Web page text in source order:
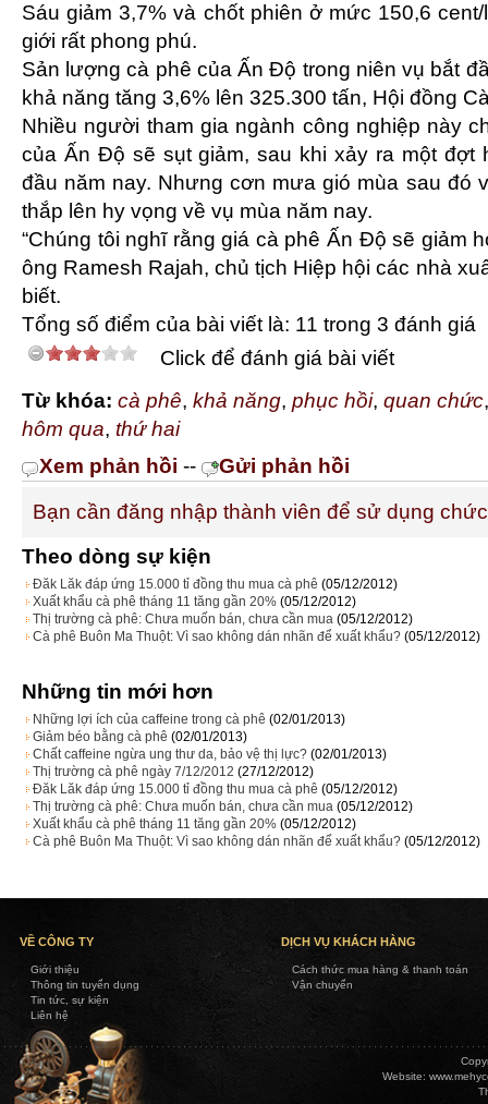
Sáu giảm 3,7% và chốt phiên ở mức 150,6
giới rất phong phú.
Sản lượng cà phê của Ấn Độ trong niên vụ bắt
khả năng tăng 3,6% lên 325.300 tấn, Hội đồng
Nhiều người tham gia ngành công nghiệp này
của Ấn Độ sẽ sụt giảm, sau khi xảy ra một đợt
đầu năm nay. Nhưng cơn mưa gió mùa sau đó
thắp lên hy vọng về vụ mùa năm nay.
“Chúng tôi nghĩ rằng giá cà phê Ấn Độ sẽ giảm
ông Ramesh Rajah, chủ tịch Hiệp hội các nhà
biết.
Tổng số điểm của bài viết là: 11 trong 3 đánh giá
Click để đánh giá bài viết
Từ khóa: cà phê, khả năng, phục hồi, quan chức
hôm qua, thứ hai
Xem phản hồi --
Gửi phản hồi
Bạn cần đăng nhập thành viên để sử dụng
Theo dòng sự kiện
Đăk Lăk đáp ứng 15.000 tỉ đồng thu mua cà phê (05/12/2012)
Xuất khẩu cà phê tháng 11 tăng gần 20% (05/12/2012)
Thị trường cà phê: Chưa muốn bán, chưa cần mua (05/12/2012)
Cà phê Buôn Ma Thuột: Vì sao không dán nhãn để xuất khẩu? (05/12/2012)
Những tin mới hơn
Những lợi ích của caffeine trong cà phê (02/01/2013)
Giảm béo bằng cà phê (02/01/2013)
Chất caffeine ngừa ung thư da, bảo vệ thị lực? (02/01/2013)
Thị trường cà phê ngày 7/12/2012 (27/12/2012)
Đăk Lăk đáp ứng 15.000 tỉ đồng thu mua cà phê (05/12/2012)
Thị trường cà phê: Chưa muốn bán, chưa cần mua (05/12/2012)
Xuất khẩu cà phê tháng 11 tăng gần 20% (05/12/2012)
Cà phê Buôn Ma Thuột: Vì sao không dán nhãn để xuất khẩu? (05/12/2012)
VỀ CÔNG TY
Giới thiệu
Thông tin tuyển dụng
Tin tức, sự kiện
Liên hệ
DỊCH VỤ KHÁCH HÀNG
Cách thức mua hàng & thanh toán
Vận chuyển
Website: